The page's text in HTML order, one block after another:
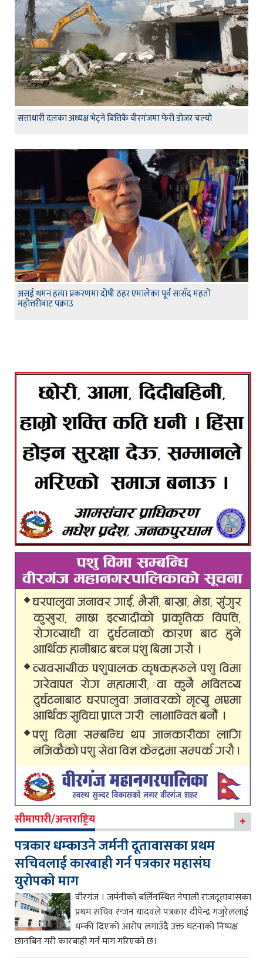
सत्ताधारी दलका अध्यक्ष भेट्ने बित्तिकै वीरगंजमा फेरी डोजर चल्यो
असई थमन हत्या प्रकरणमा दोषी ठहर एमालेका पूर्व सासँद महतो
महोत्तरीबाट पक्राउ
सीमापारी/अन्तराष्ट्रिय
पत्रकार धम्काउने जर्मनी दूतावासका प्रथम
सचिवलाई कारबाही गर्न पत्रकार महासंघ
युरोपको माग
वीरगंज । जर्मनीको बर्लिनस्थित नेपाली राजदूतावासका
प्रथम सचिव रन्जन यादवले पत्रकार दीपेन्द्र गजुरेललाई
धम्की दिएको आरोप लगाउँदै उक्त घटनाको निष्पक्ष
छानबिन गरी कारबाही गर्न माग गरिएको छ।